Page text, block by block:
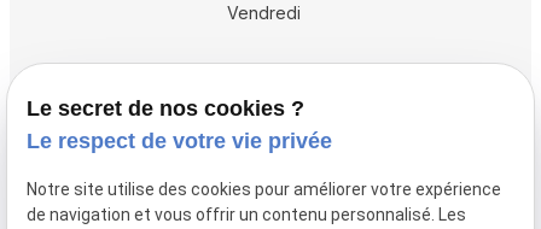
Vendredi
Vos avocats
Boutique
Le secret de nos cookies ?
Le respect de votre vie privée
Notre site utilise des cookies pour améliorer votre expérience
de navigation et vous offrir un contenu personnalisé. Les